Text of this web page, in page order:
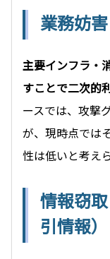
業務妨
主要インフラ・
すことで二次的
ースでは、攻撃
が、現時点では
性は低いと考え
情報窃
引情報）